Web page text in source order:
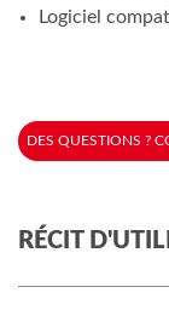
Logiciel
DES QUESTIONS ?
RÉCIT